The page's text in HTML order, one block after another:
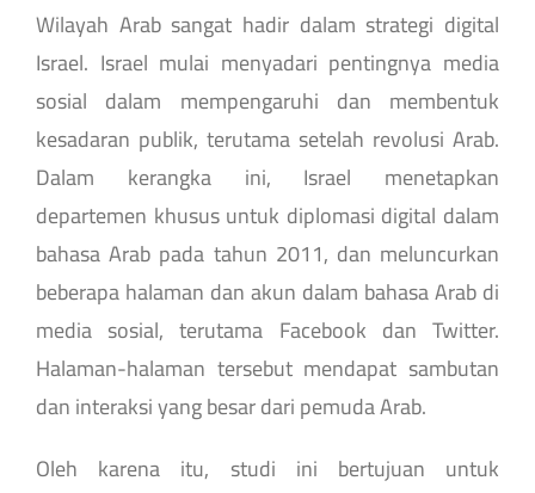
Wilayah Arab sangat hadir dalam strategi digital
Israel. Israel mulai menyadari pentingnya media
sosial dalam mempengaruhi dan membentuk
kesadaran publik, terutama setelah revolusi Arab.
Dalam kerangka ini, Israel menetapkan
departemen khusus untuk diplomasi digital dalam
bahasa Arab pada tahun 2011, dan meluncurkan
beberapa halaman dan akun dalam bahasa Arab di
media sosial, terutama Facebook dan Twitter.
Halaman-halaman tersebut mendapat sambutan
dan interaksi yang besar dari pemuda Arab.
Oleh karena itu, studi ini bertujuan untuk